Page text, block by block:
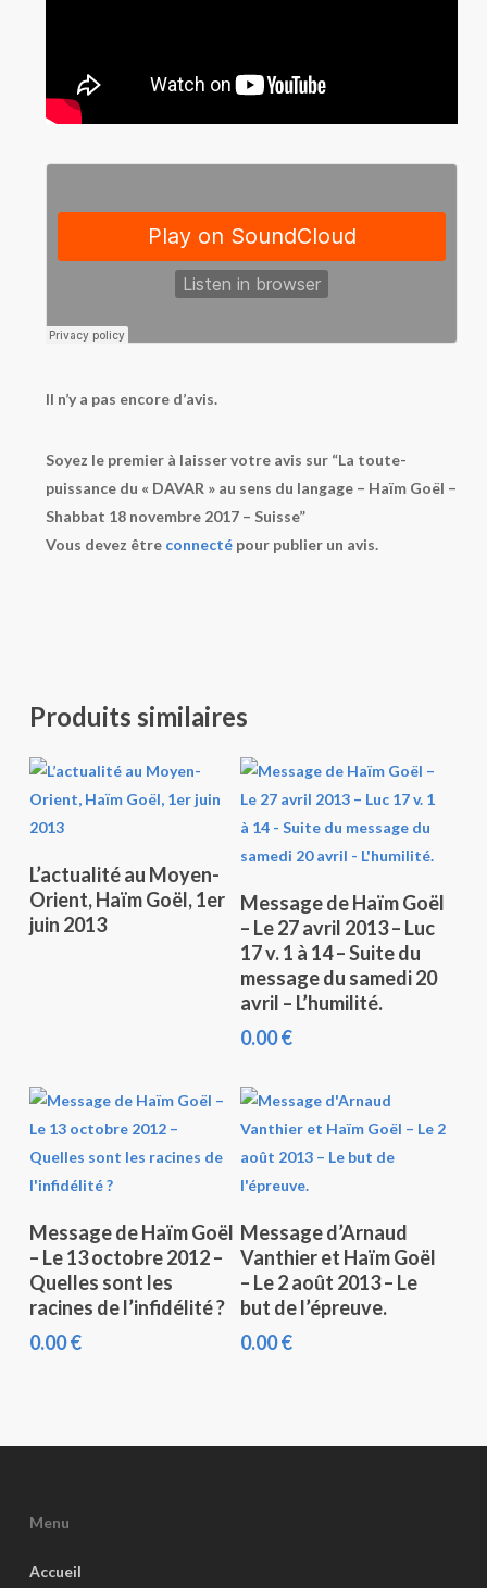
Il n’y a pas encore d’avis.
Soyez le premier à laisser votre avis sur “La toute-
puissance du « DAVAR » au sens du langage – Haïm Goël –
Shabbat 18 novembre 2017 – Suisse”
Vous devez être connectépour publier un avis.
Produits similaires
Lire La Suite
L’actualité au Moyen-
Orient, Haïm Goël, 1er
juin 2013
Ajouter Au Panier
Message de Haïm Goël
– Le 27 avril 2013 – Luc
17 v. 1 à 14 – Suite du
message du samedi 20
avril – L’humilité.
0.00€
Ajouter Au Panier
Message de Haïm Goël
– Le 13 octobre 2012 –
Quelles sont les
racines de l’infidélité ?
0.00€
Ajouter Au Panier
Message d’Arnaud
Vanthier et Haïm Goël
– Le 2 août 2013 – Le
but de l’épreuve.
0.00€
Menu
Accueil